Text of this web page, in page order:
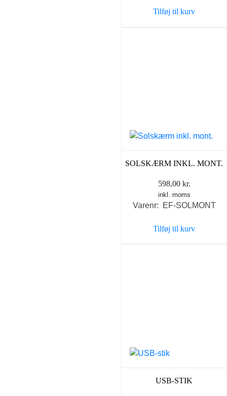
Tilføj til kurv
SOLSKÆRM INKL. MONT.
598,00 kr.
inkl. moms
Varenr: EF-SOLMONT
Tilføj til kurv
USB-STIK